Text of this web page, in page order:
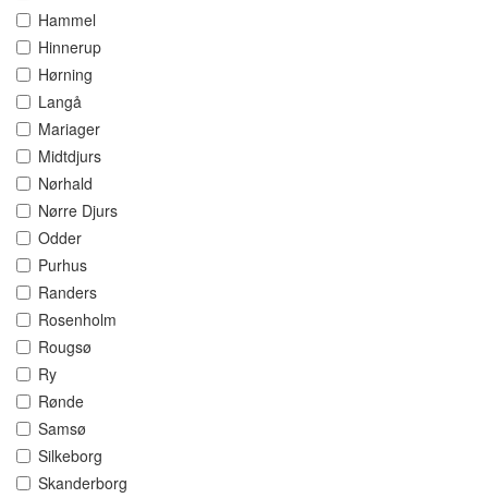
Hammel
Hinnerup
Hørning
Langå
Mariager
Midtdjurs
Nørhald
Nørre Djurs
Odder
Purhus
Randers
Rosenholm
Rougsø
Ry
Rønde
Samsø
Silkeborg
Skanderborg